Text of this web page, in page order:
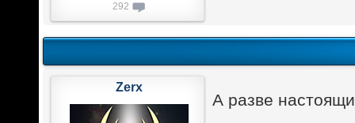
292
А разве
Zerx